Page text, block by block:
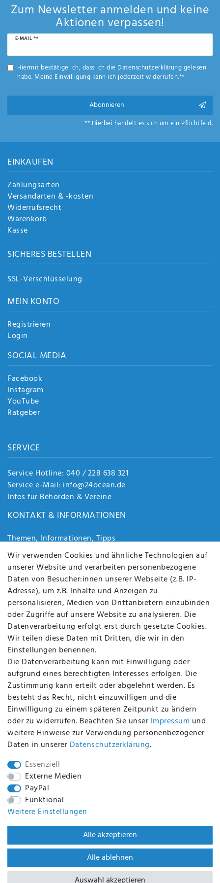
Anf
rag
sen
n
Zum Newsletter anmelden und keine
Aktionen verpassen!
E-MAIL **
Newsletter
Hiermit bestätige ich, dass ich die Daten­schutz­erklärunggelesen
habe. Meine Einwilligung kann ich jederzeit widerrufen.**
Abonnieren
** Hierbei handelt es sich um ein Pflichtfeld.
EINKAUFEN
Zahlungsarten
Versandarten & -kosten
Widerrufsrecht
Warenkorb
Kasse
SICHERES BESTELLEN
SSL-Verschlüsselung
MEIN KONTO
Registrieren
Login
SOCIAL MEDIA
Facebook
Instagram
YouTube
Ratgeber
SERVICE
Service Hotline: 040 / 228 638 321
Service e-Mail: info@24ocean.de
Infos für Behörden & Vereine
KONTAKT & INFORMATIONEN
Themen, Informationen, Tipps
Jobs
Über uns
Kontakt
Datenschutz
AGB
FAQ
Batterieentsorgung
Altölverordnung
Impressum
BEQUEM UND SICHER BEZAHLEN MIT
BEI UNS SIND SIE SICHER!
WIR VERSENDEN MIT
WIR SIND ZERTIFIZIERT DURCH
Wir verwenden Cookies und ähnliche Technologien auf
unserer Website und verarbeiten personenbezogene
Daten von Besucher:innen unserer Webseite (z.B. IP-
Adresse), um z.B. Inhalte und Anzeigen zu
personalisieren, Medien von Drittanbietern einzubinden
oder Zugriffe auf unsere Website zu analysieren. Die
Datenverarbeitung erfolgt erst durch gesetzte Cookies.
Wir teilen diese Daten mit Dritten, die wir in den
Einstellungen benennen.
Die Datenverarbeitung kann mit Einwilligung oder
aufgrund eines berechtigten Interesses erfolgen. Die
Zustimmung kann erteilt oder abgelehnt werden. Es
besteht das Recht, nicht einzuwilligen und die
Einwilligung zu einem späteren Zeitpunkt zu ändern
oder zu widerrufen. Beachten Sie unser Impressum und
weitere Hinweise zur Verwendung personenbezogener
Daten in unserer Daten­schutz­erklärung.
Essenziell
Externe Medien
PayPal
Funktional
Weitere Einstellungen
Alle akzeptieren
Alle ablehnen